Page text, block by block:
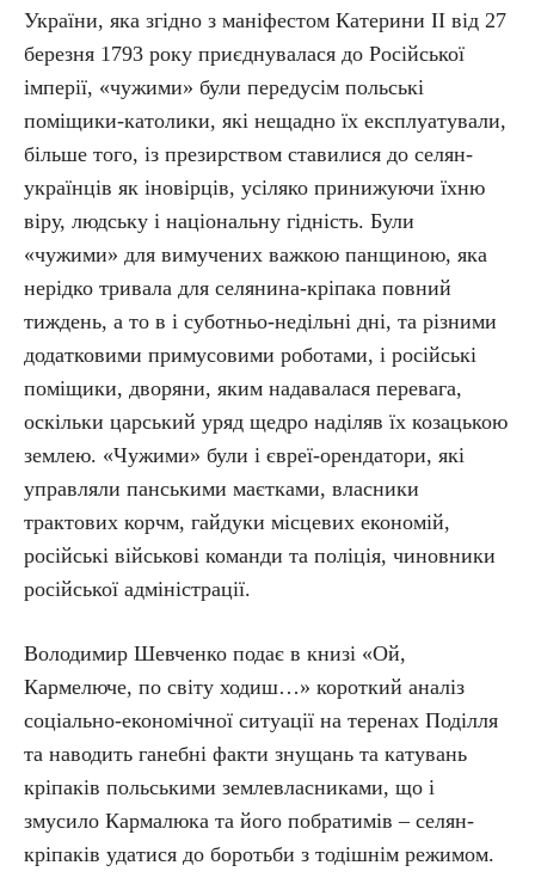
України, яка згідно з маніфестом Катерини ІІ від 27
березня 1793 року приєднувалася до Російської
імперії, «чужими» були передусім польські
поміщики-католики, які нещадно їх експлуатували,
більше того, із презирством ставилися до селян-
українців як іновірців, усіляко принижуючи їхню
віру, людську і національну гідність. Були
«чужими» для вимучених важкою панщиною, яка
нерідко тривала для селянина-кріпака повний
тиждень, а то в і суботньо-недільні дні, та різними
додатковими примусовими роботами, і російські
поміщики, дворяни, яким надавалася перевага,
оскільки царський уряд щедро наділяв їх козацькою
землею. «Чужими» були і євреї-орендатори, які
управляли панськими маєтками, власники
трактових корчм, гайдуки місцевих економій,
російські військові команди та поліція, чиновники
російської адміністрації.
Володимир Шевченко подає в книзі «Ой,
Кармелюче, по світу ходиш…» короткий аналіз
соціально-економічної ситуації на теренах Поділля
та наводить ганебні факти знущань та катувань
кріпаків польськими землевласниками, що і
змусило Кармалюка та його побратимів – селян-
кріпаків удатися до боротьби з тодішнім режимом.